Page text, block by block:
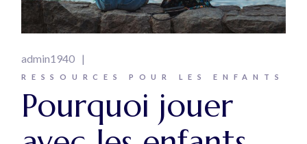
admin1940
RESSOURCES POUR LES ENFANTS
Pourquoi jouer